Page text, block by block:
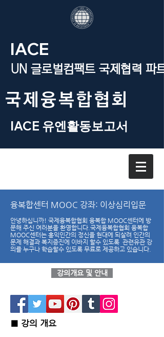
IACE
UN 글로벌컴팩트 국제협력 파트
​국제융복합협회
IACE 유엔활동보고서
융복합센터 MOOC 강좌: 이상심리입문
안녕하십니까! 국제융복합협회 융복합 MOOC센터에 방
문해 주신 여러분을 환영합니다.국제융복합협회 융복합
MOOC센터는 홍익인간의 정신을 현대에 되살려 인간의
문제 해결과 복지증진에 이바지 할수 있도록 관련유관 강
의를 누구나 학습할수 있도록 무료로 제공하고 있습니다.
강의개요 및 안내
■ 강의 개요